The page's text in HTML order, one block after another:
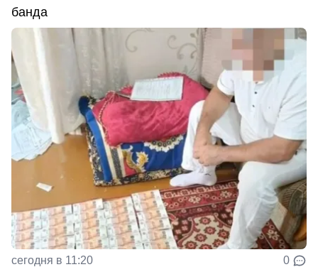
банда
сегодня в 11:20 0